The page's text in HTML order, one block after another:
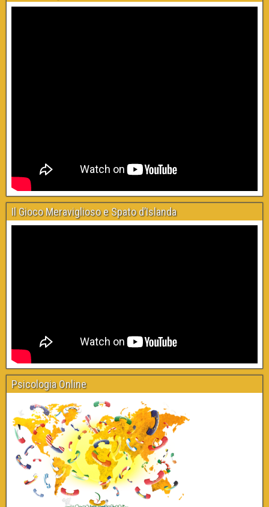
Il Gioco Meraviglioso e Spato d’Islanda
Psicologia Online